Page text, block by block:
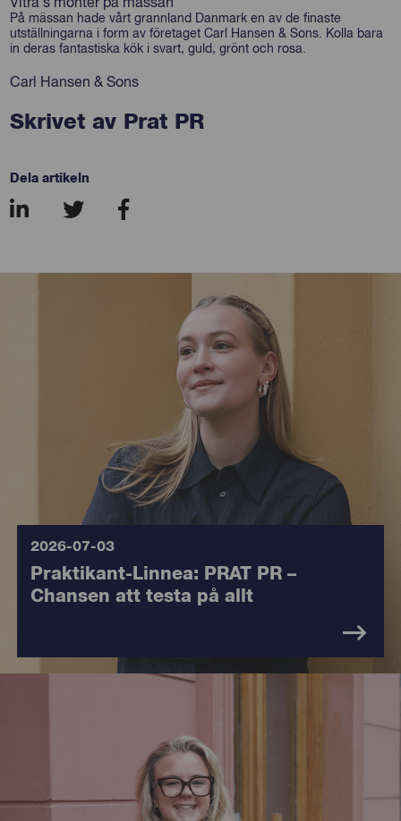
Vitra´s monter på mässan
På mässan hade vårt grannland Danmark en av de finaste
utställningarna i form av företaget Carl Hansen & Sons. Kolla bara
in deras fantastiska kök i svart, guld, grönt och rosa.
Carl Hansen & Sons
Skrivet av Prat PR
Dela artikeln
2026-07-03
Praktikant-Linnea: PRAT PR –
Chansen att testa på allt